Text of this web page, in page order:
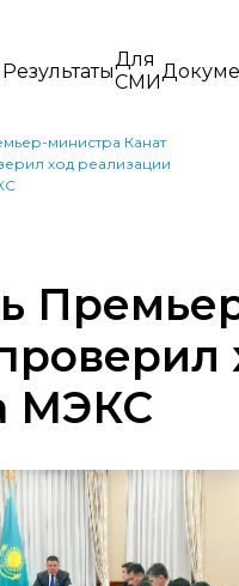
РезультатыДля
СМИ
министра Канат
ход реализации
МЭКС